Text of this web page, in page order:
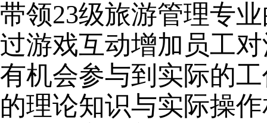
带领23级旅游管理专
过游戏互动增加员工
有机会参与到实际的
的理论知识与实际操